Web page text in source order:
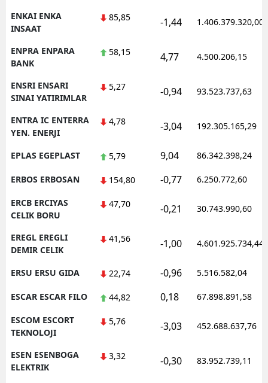
ENKAI ENKA
INSAAT
85,85 -1,44 1.406.379.320,00
ENPRA ENPARA
BANK
58,15 4,77 4.500.206,15
ENSRI ENSARI
SINAI YATIRIMLAR
5,27 -0,94 93.523.737,63
ENTRA IC ENTERRA
YEN. ENERJI
4,78 -3,04 192.305.165,29
EPLAS EGEPLAST 5,79 9,04 86.342.398,24
ERBOS ERBOSAN 154,80 -0,77 6.250.772,60
ERCB ERCIYAS
CELIK BORU
47,70 -0,21 30.743.990,60
EREGL EREGLI
DEMIR CELIK
41,56 -1,00 4.601.925.734,44
ERSU ERSU GIDA 22,74 -0,96 5.516.582,04
ESCAR ESCAR FILO 44,82 0,18 67.898.891,58
ESCOM ESCORT
TEKNOLOJI
5,76 -3,03 452.688.637,76
ESEN ESENBOGA
ELEKTRIK
3,32 -0,30 83.952.739,11